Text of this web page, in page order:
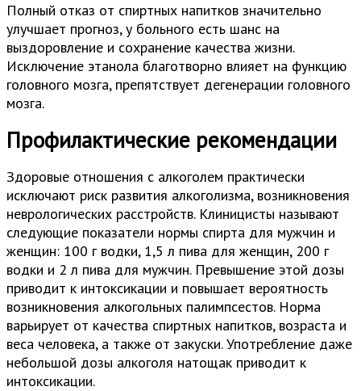
Полный отказ от спиртных напитков значительно
улучшает прогноз, у больного есть шанс на
выздоровление и сохранение качества жизни.
Исключение этанола благотворно влияет на функцию
головного мозга, препятствует дегенерации головного
мозга.
Профилактические рекомендации
Здоровые отношения с алкоголем практически
исключают риск развития алкоголизма, возникновения
неврологических расстройств. Клиницисты называют
следующие показатели нормы спирта для мужчин и
женщин: 100 г водки, 1,5 л пива для женщин, 200 г
водки и 2 л пива для мужчин. Превышение этой дозы
приводит к интоксикации и повышает вероятность
возникновения алкогольных палимпсестов. Норма
варьирует от качества спиртных напитков, возраста и
веса человека, а также от закуски. Употребление даже
небольшой дозы алкоголя натощак приводит к
интоксикации.